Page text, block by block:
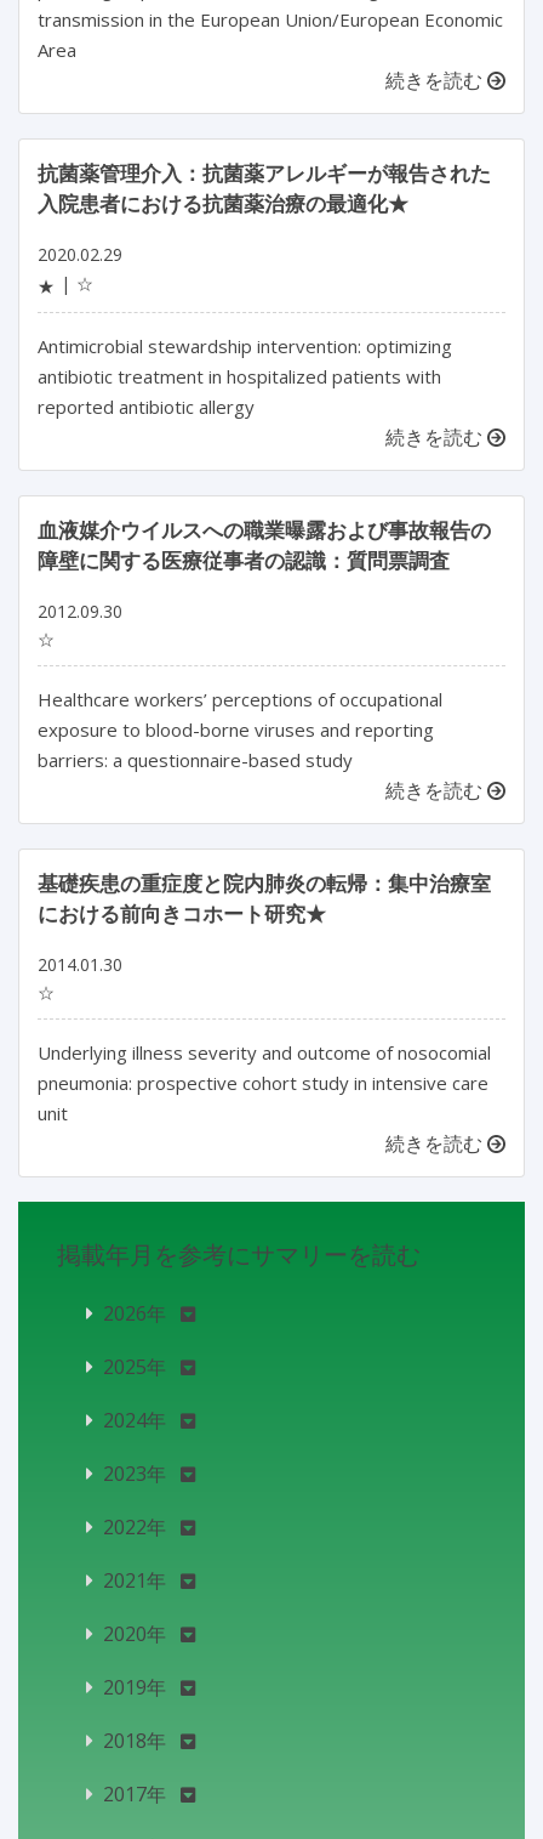
transmission in the European Union/European Economic
Area
続きを読む
抗菌薬管理介入：抗菌薬アレルギーが報告された
入院患者における抗菌薬治療の最適化★
2020.02.29
★
☆
Antimicrobial stewardship intervention: optimizing
antibiotic treatment in hospitalized patients with
reported antibiotic allergy
続きを読む
血液媒介ウイルスへの職業曝露および事故報告の
障壁に関する医療従事者の認識：質問票調査
2012.09.30
☆
Healthcare workers’ perceptions of occupational
exposure to blood-borne viruses and reporting
barriers: a questionnaire-based study
続きを読む
基礎疾患の重症度と院内肺炎の転帰：集中治療室
における前向きコホート研究★
2014.01.30
☆
Underlying illness severity and outcome of nosocomial
pneumonia: prospective cohort study in intensive care
unit
続きを読む
掲載年月を参考にサマリーを読む
2026年
2025年
2024年
2023年
2022年
2021年
2020年
2019年
2018年
2017年